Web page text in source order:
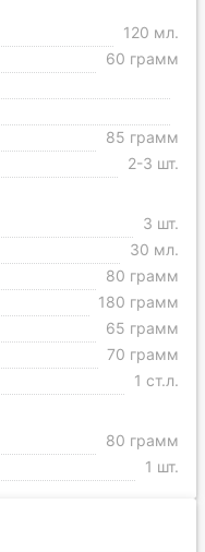
120 мл.
60 грамм
85 грамм
2-3 шт.
3 шт.
30 мл.
80 грамм
180 грамм
65 грамм
70 грамм
1 ст.л.
80 грамм
1 шт.